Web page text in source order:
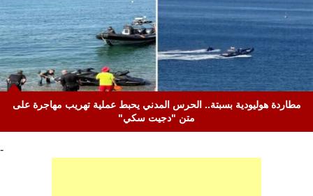
مطاردة هوليودية بسبتة.. الحرس المدني يحبط عملية تهريب مهاجرة على
متن "دجيت سكي"
-